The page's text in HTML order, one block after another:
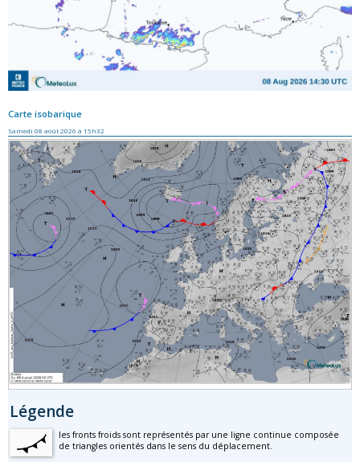
Carte isobarique
Samedi 08 août 2026 à 15h32
Légende
les fronts froids sont représentés par une ligne continue composée
de triangles orientés dans le sens du déplacement.